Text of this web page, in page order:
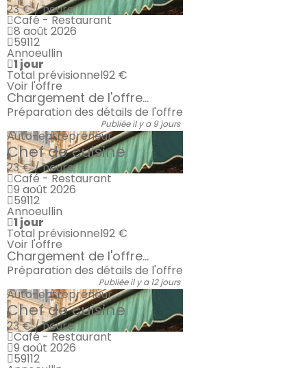
23 € / heure
Café - Restaurant
8 août 2026
59112
Annoeullin
1 jour
Total prévisionnel92 €
Voir l'offre
Chargement de l'offre...
Préparation des détails de l'offre
Publiée il y a 9 jours
Auto-entrepreneur
Chef de cuisine
23 € / heure
Café - Restaurant
9 août 2026
59112
Annoeullin
1 jour
Total prévisionnel92 €
Voir l'offre
Chargement de l'offre...
Préparation des détails de l'offre
Publiée il y a 12 jours
Auto-entrepreneur
Chef de cuisine
23 € / heure
Café - Restaurant
9 août 2026
59112